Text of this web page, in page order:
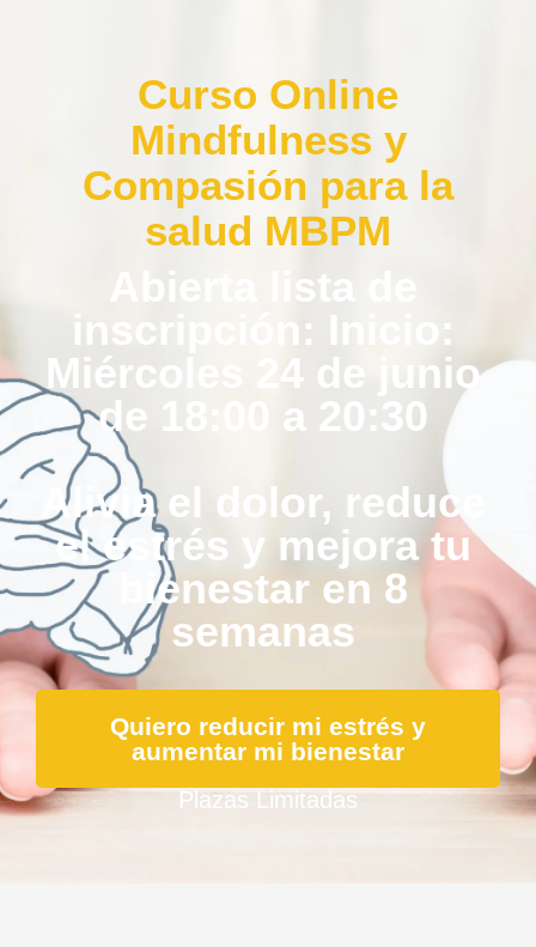
Curso Online
Mindfulness y
Compasión para la
salud MBPM
Abierta lista de
inscripción: Inicio:
Miércoles 24 de junio
de 18:00 a 20:30
Alivia el dolor, reduce
el estrés y mejora tu
bienestar en 8
semanas
Quiero reducir mi estrés y
aumentar mi bienestar
Plazas Limitadas